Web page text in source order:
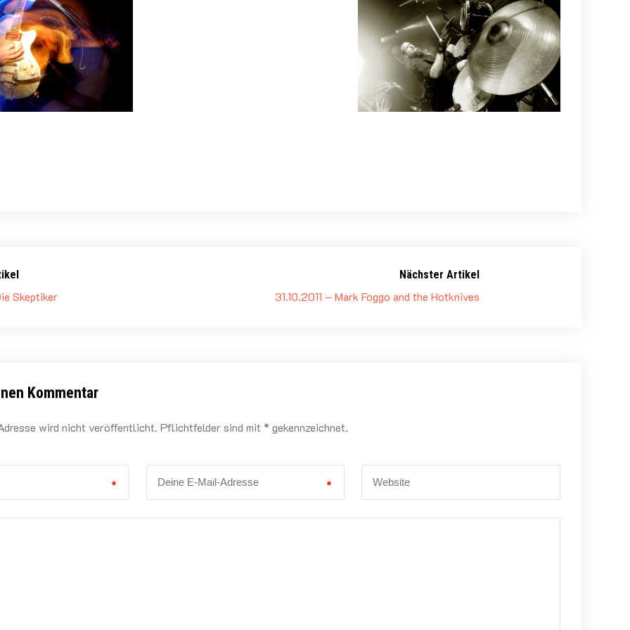
Skeptiker
Nächster Artikel
31.10.2011 – Mark Foggo and the Hotknives
Kommentar
wird nicht veröffentlicht. Pflichtfelder sind mit * gekennzeichnet.
* *